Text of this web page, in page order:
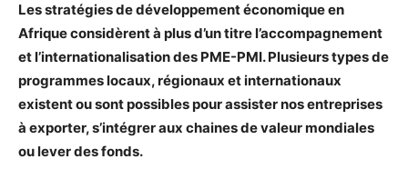
Les stratégies de développement économique en
Afrique considèrent à plus d’un titre l’accompagnement
et l’internationalisation des PME-PMI. Plusieurs types de
programmes locaux, régionaux et internationaux
existent ou sont possibles pour assister nos entreprises
à exporter, s’intégrer aux chaines de valeur mondiales
ou lever des fonds.